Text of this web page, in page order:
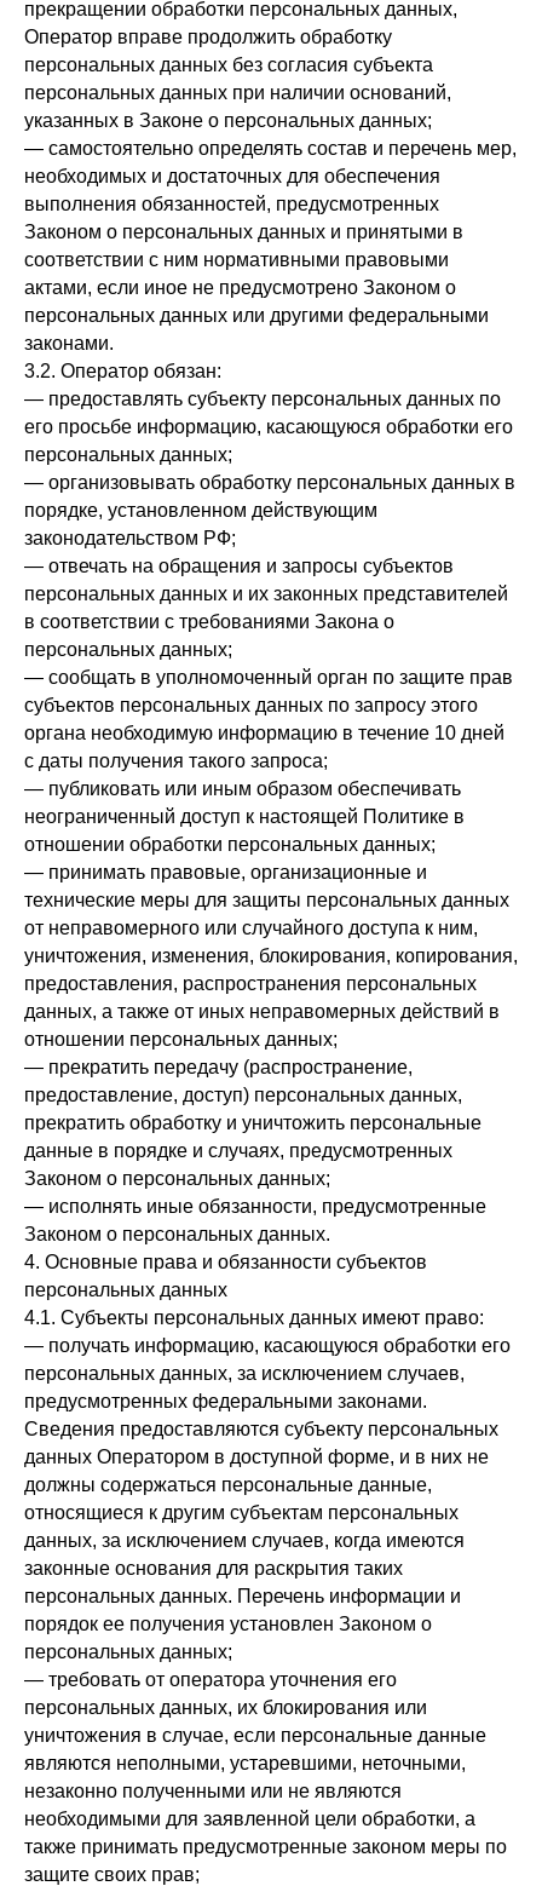
прекращении обработки персональных данных,
Оператор вправе продолжить обработку
персональных данных без согласия субъекта
персональных данных при наличии оснований,
указанных в Законе о персональных данных;
— самостоятельно определять состав и перечень мер,
необходимых и достаточных для обеспечения
выполнения обязанностей, предусмотренных
Законом о персональных данных и принятыми в
соответствии с ним нормативными правовыми
актами, если иное не предусмотрено Законом о
персональных данных или другими федеральными
законами.
3.2. Оператор обязан:
— предоставлять субъекту персональных данных по
его просьбе информацию, касающуюся обработки его
персональных данных;
— организовывать обработку персональных данных в
порядке, установленном действующим
законодательством РФ;
— отвечать на обращения и запросы субъектов
персональных данных и их законных представителей
в соответствии с требованиями Закона о
персональных данных;
— сообщать в уполномоченный орган по защите прав
субъектов персональных данных по запросу этого
органа необходимую информацию в течение 10 дней
с даты получения такого запроса;
— публиковать или иным образом обеспечивать
неограниченный доступ к настоящей Политике в
отношении обработки персональных данных;
— принимать правовые, организационные и
технические меры для защиты персональных данных
от неправомерного или случайного доступа к ним,
уничтожения, изменения, блокирования, копирования,
предоставления, распространения персональных
данных, а также от иных неправомерных действий в
отношении персональных данных;
— прекратить передачу (распространение,
предоставление, доступ) персональных данных,
прекратить обработку и уничтожить персональные
данные в порядке и случаях, предусмотренных
Законом о персональных данных;
— исполнять иные обязанности, предусмотренные
Законом о персональных данных.
4. Основные права и обязанности субъектов
персональных данных
4.1. Субъекты персональных данных имеют право:
— получать информацию, касающуюся обработки его
персональных данных, за исключением случаев,
предусмотренных федеральными законами.
Сведения предоставляются субъекту персональных
данных Оператором в доступной форме, и в них не
должны содержаться персональные данные,
относящиеся к другим субъектам персональных
данных, за исключением случаев, когда имеются
законные основания для раскрытия таких
персональных данных. Перечень информации и
порядок ее получения установлен Законом о
персональных данных;
— требовать от оператора уточнения его
персональных данных, их блокирования или
уничтожения в случае, если персональные данные
являются неполными, устаревшими, неточными,
незаконно полученными или не являются
необходимыми для заявленной цели обработки, а
также принимать предусмотренные законом меры по
защите своих прав;